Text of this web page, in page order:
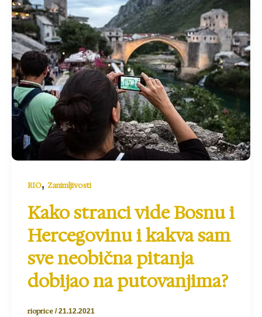
RIO, Zanimljivosti
Kako stranci vide Bosnu i
Hercegovinu i kakva sam
sve neobična pitanja
dobijao na putovanjima?
rioprice /21.12.2021